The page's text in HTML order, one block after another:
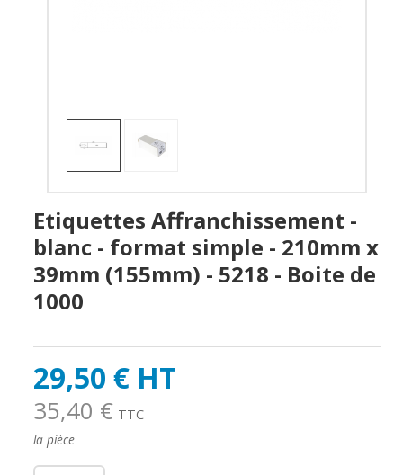
Etiquettes Affranchissement -
blanc - format simple - 210mm x
39mm (155mm) - 5218 - Boite de
1000
29,50 € HT
35,40 € TTC
la pièce